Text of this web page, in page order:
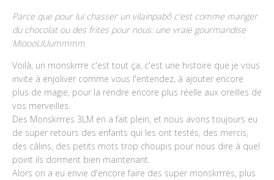
Parce que pour lui chasser un vilainpabô c'est comme manger
du chocolat ou des frites pour nous: une vraie gourmandise
MioooUUummmm
Voilà, un monskrrre c'est tout ça, c'est une histoire que je vous
invite à enjoliver comme vous l'entendez, à ajouter encore
plus de magie, pour la rendre encore plus réelle aux oreilles de
vos merveilles.
Des Monskrrres 3LM en a fait plein, et nous avons toujours eu
de super retours des enfants qui les ont testés, des mercis,
des câlins, des petits mots trop choupis pour nous dire à quel
point ils dorment bien maintenant.
Alors on a eu envie d'encore faire des super monskrrres, plus